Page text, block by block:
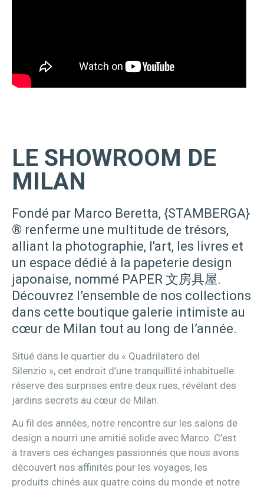
LE SHOWROOM DE
MILAN
Fondé par Marco Beretta, {STAMBERGA}
® renferme une multitude de trésors,
alliant la photographie, l'art, les livres et
un espace dédié à la papeterie design
japonaise, nommé PAPER 文房具屋.
Découvrez l’ensemble de nos collections
dans cette boutique galerie intimiste au
cœur de Milan tout au long de l’année.
Situé dans le quartier du « Quadrilatero del
Silenzio », cet endroit d’une tranquillité inhabituelle
réserve des surprises entre deux rues, révélant des
jardins secrets au cœur de Milan.
Au fil des années, notre rencontre sur les salons de
design a nourri une amitié solide avec Marco. C’est
à travers ces échanges passionnés que nous avons
découvert nos affinités pour les voyages, les
produits chinés aux quatre coins du monde et notre